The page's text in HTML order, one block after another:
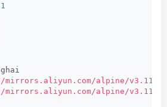
alpine/v3.11/
alpine/v3.11/